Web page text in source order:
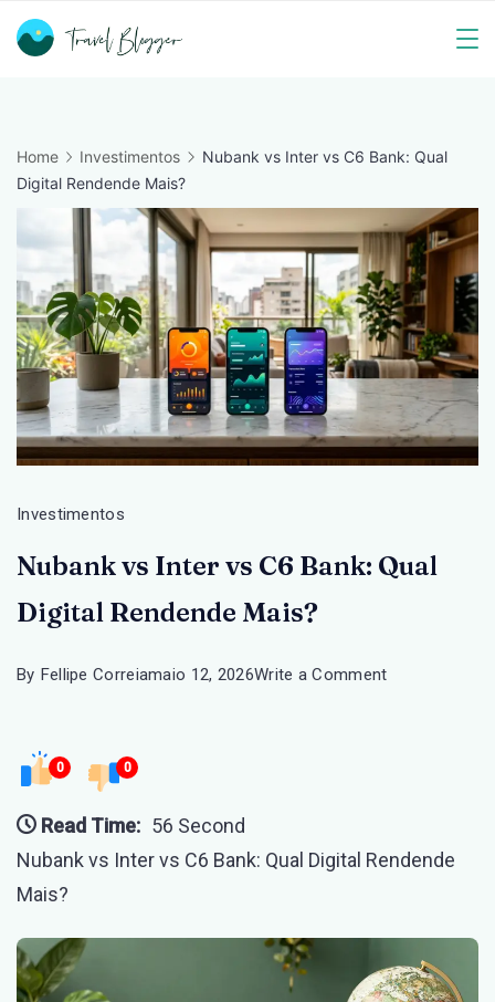
Skip
Home Investimentos
Nubank vs Inter vs C6 Bank: Qual
Digital Rendende Mais?
Investimentos
Nubank vs Inter vs C6 Bank: Qual
Digital Rendende Mais?
By Fellipe Correiamaio 12, 2026Write a Commenton
Rendende
0 0
Read Time: 56 Second
Nubank vs Inter vs C6 Bank: Qual Digital Rendende
Mais?